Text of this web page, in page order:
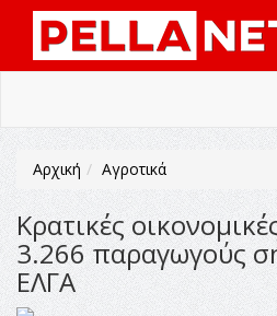
Αρχική Αγροτικά
Κρατικές
3.266 παραγωγούς
ΕΛΓΑ